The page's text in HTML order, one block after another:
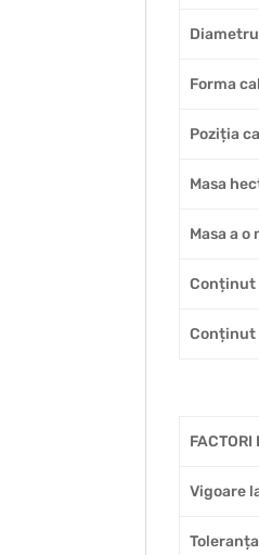
Forma
Poziția
Masa
Masa a o
Conținut
Conținut
FACTORI
Vigoare